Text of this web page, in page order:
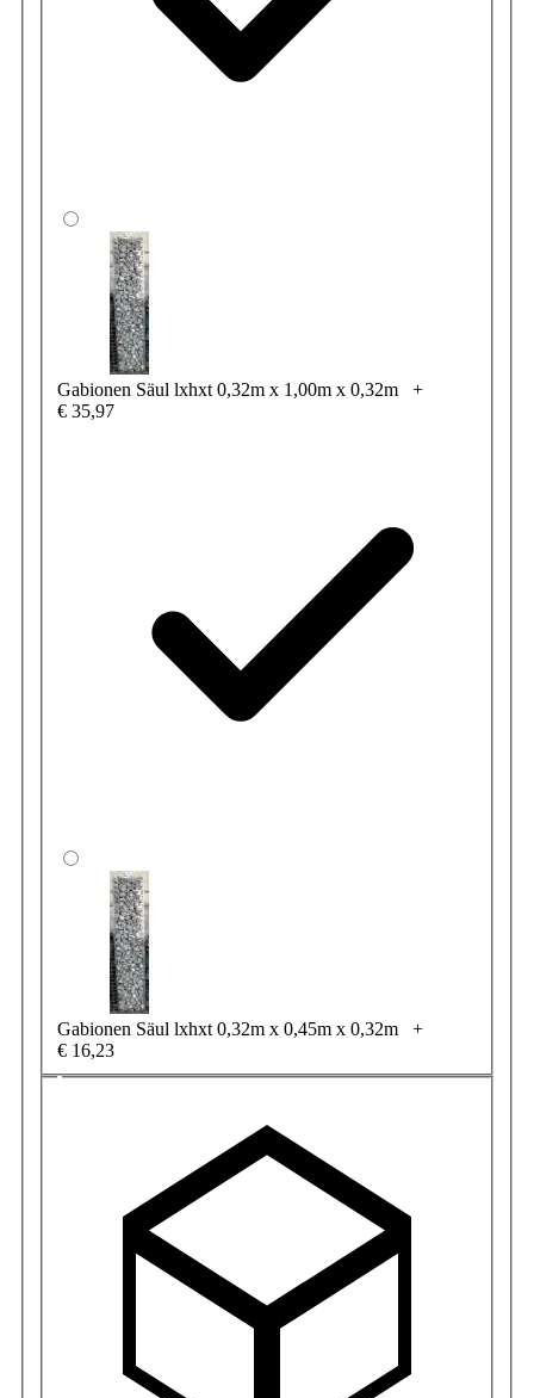
Gabionen Säul lxhxt 0,32m x 1,00m x 0,32m
+
€ 35,97
Gabionen Säul lxhxt 0,32m x 0,45m x 0,32m
+
€ 16,23